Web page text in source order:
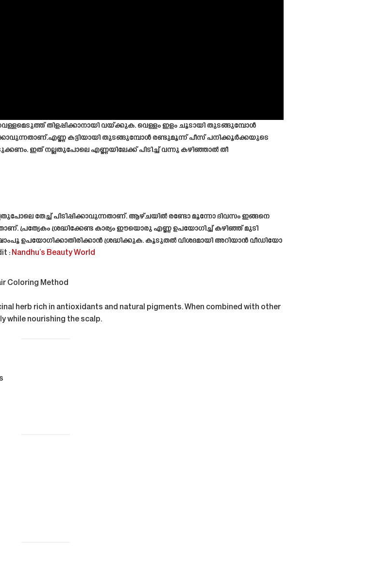
വെള്ളമെടുത്ത് തിളപ്പിക്കാനായി വയ്ക്കുക. വെള്ളം ഇളം ചൂടായി തുടങ്ങുമ്പോൾ
കട്ടിയായി തുടങ്ങുമ്പോൾ രണ്ടുമൂന്ന് പീസ് പനിക്കൂർക്കയുടെ
ഇത് നല്ലതുപോലെ എണ്ണയിലേക്ക് പിടിച്ച് വന്നു കഴിഞ്ഞാൽ തീ
തേച്ച് പിടിപ്പിക്കാവുന്നതാണ്. ആഴ്ചയിൽ രണ്ടോ മൂന്നോ ദിവസം ഇങ്ങനെ
പ്രത്യേകം ശ്രദ്ധിക്കേണ്ട കാര്യം ഈയൊരു എണ്ണ ഉപയോഗിച്ച് കഴിഞ്ഞ് മുടി
ഉപയോഗിക്കാതിരിക്കാൻ ശ്രദ്ധിക്കുക. കൂടുതൽ വിശദമായി അറിയാൻ വീഡിയോ
: Nandhu’s Beauty World
Coloring Method
herb rich in antioxidants and natural pigments. When combined with other
while nourishing the scalp.